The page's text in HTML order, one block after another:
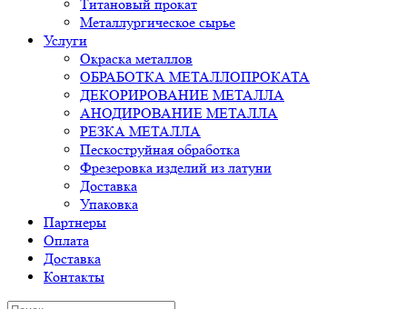
Титановый прокат
Металлургическое сырье
Услуги
Окраска металлов
ОБРАБОТКА МЕТАЛЛОПРОКАТА
ДЕКОРИРОВАНИЕ МЕТАЛЛА
АНОДИРОВАНИЕ МЕТАЛЛА
РЕЗКА МЕТАЛЛА
Пескоструйная обработка
Фрезеровка изделий из латуни
Доставка
Упаковка
Партнеры
Оплата
Доставка
Контакты